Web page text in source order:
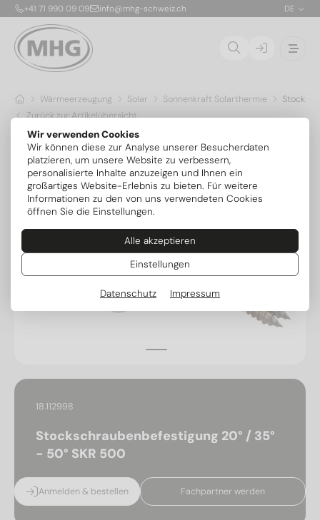
Wir verwenden Cookies
Wir können diese zur Analyse unserer Besucherdaten
platzieren, um unsere Website zu verbessern,
personalisierte Inhalte anzuzeigen und Ihnen ein
großartiges Website-Erlebnis zu bieten. Für weitere
Informationen zu den von uns verwendeten Cookies
öffnen Sie die Einstellungen.
Alle akzeptieren
Einstellungen
Datenschutz Impressum
+41 71 990 09 09 info@mhg-schweiz.ch DE
Wärmeerzeugung Solar Sonnenkraft Solarthermie
Zurück zur Artikelübersicht
18.112998
Stockschraubenbefestigung 20° / 35°
- 50° SKR 500
Anmelden & bestellen Fachpartner werden